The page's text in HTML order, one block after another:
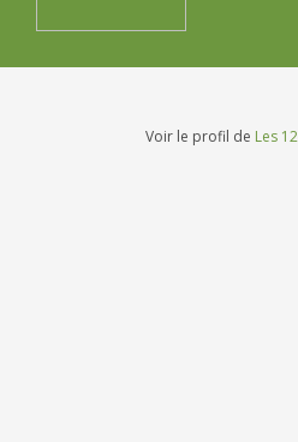
Voir le profil de Les